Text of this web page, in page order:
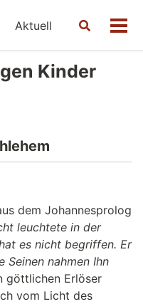
Aktuell
Toggle
Kinder
dem Johannesprolog
leuchtete in der
es nicht begriffen. Er
Seinen nahmen Ihn
göttlichen Erlöser
vom Licht des